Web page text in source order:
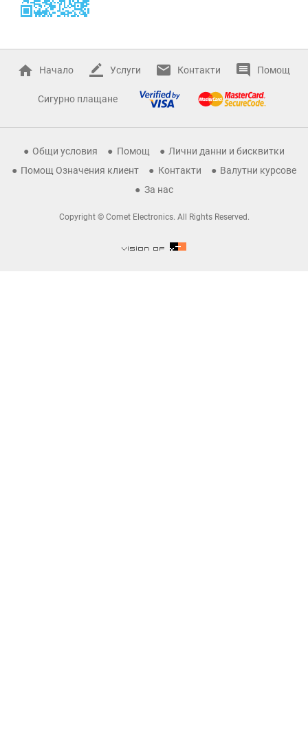
Начало Услуги Контакти Помощ
Сигурно плащане
Общи условия Помощ
Лични данни и бисквитки
Помощ Означения клиент
Контакти
Валутни курсове
За нас
Copyright © Comet Electronics. All Rights Reserved.